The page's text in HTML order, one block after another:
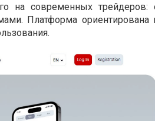
на современных трейдеров:
Платформа ориентирована